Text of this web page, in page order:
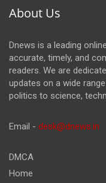
About Us
Dnews is a leading
accurate, timely, and
readers. We are
updates on a wide
politics to science,
Email - desk@dnews.in
DMCA
Home